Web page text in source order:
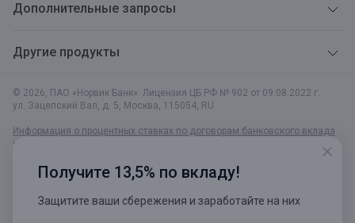
Получите 13,5% по вкладу!
Защитите ваши сбережения и заработайте на них
© 2026, ПАО «Норвик Банк». Лицензия ЦБ РФ № 902 от 09.08.2022 г.
ул. Зацепский Вал, д. 5, Москва, 115054, RU
Информация о процентных ставках по договорам банковского вклада
с физическими лицами
Служба текущего банковского надзора Банка России. Телефоны
Контактного центра Центрального банка Российской Федерации: 8 800
300-30-00, +7 499 300-30-00, 300 (Бесплатно для абонентов Билайн,
Мегафон, МТС, Теле2, Yota).Интернет-приемная Банка России.
Дополнительные запросы
Другие продукты